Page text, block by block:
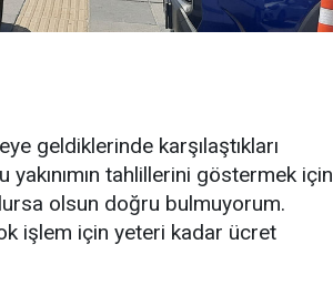
geldiklerinde karşılaştıkları
tahlillerini göstermek için
olsun doğru bulmuyorum.
işlem için yeteri kadar ücret